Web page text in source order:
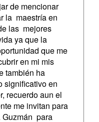
de mencionar
la maestría en
las mejores
ya que la
que me
en mi mis
también ha
significativo en
recuerdo aun el
me invitan para
Guzmán para